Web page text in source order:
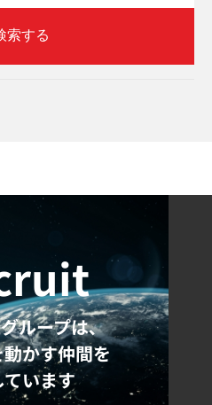
索する
ループは､
かす仲間を
います